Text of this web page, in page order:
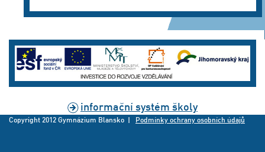
informační systém školy
Copyright 2012 Gymnázium Blansko | Podmínky ochrany osobních údajů